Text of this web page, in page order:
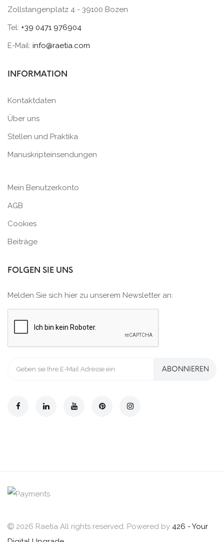
Zollstangenplatz 4 - 39100 Bozen
Tel: +39 0471 976904
E-Mail: info@raetia.com
INFORMATION
Kontaktdaten
Über uns
Stellen und Praktika
Manuskripteinsendungen
Mein Benutzerkonto
AGB
Cookies
Beiträge
FOLGEN SIE UNS
Melden Sie sich hier zu unserem Newsletter an:
ABONNIEREN
2026 Raetia All rights reserved. Powered by 426 - Your